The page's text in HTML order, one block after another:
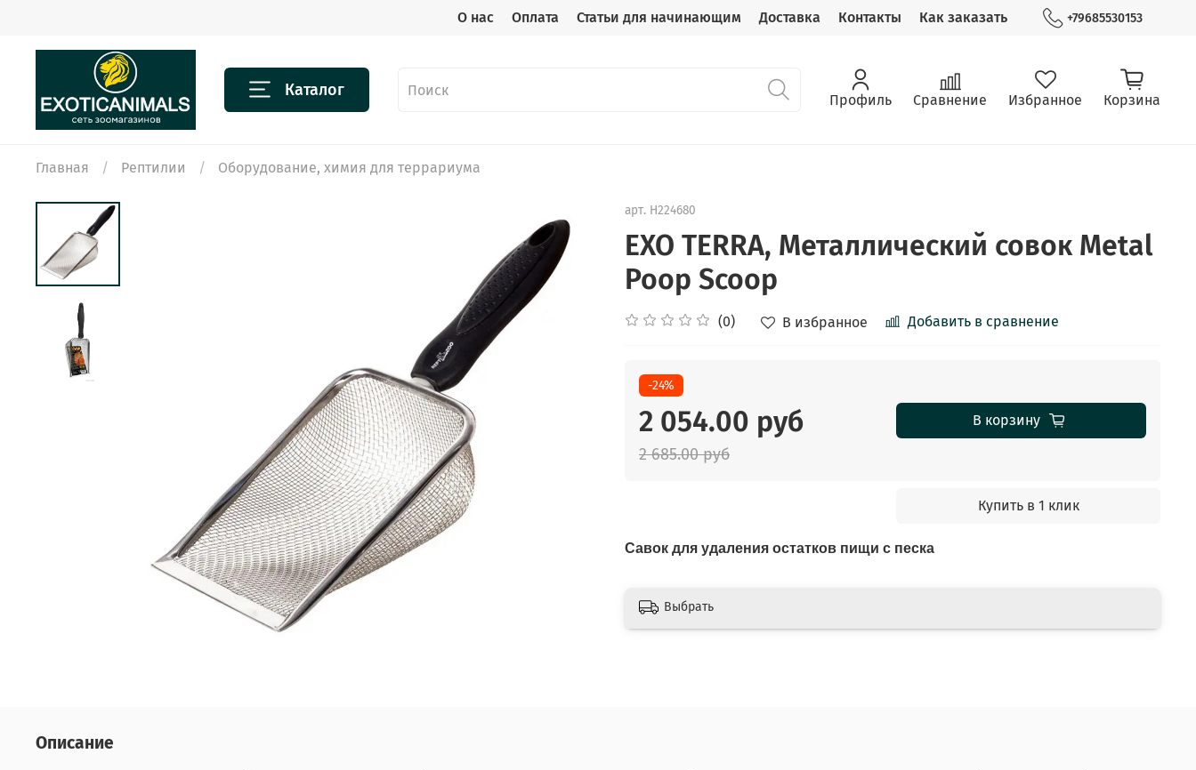
О нас Оплата Статьи для начинающим Доставка Контакты Как заказать +79685530153
Каталог Профиль Сравнение Избранное Корзина
Главная Рептилии Оборудование, химия для террариума
арт. H224680
EXO TERRA, Металлический совок Metal
Poop Scoop
(0) В избранное Добавить в сравнение
-24%
2 054.00 руб
2 685.00 руб
В корзину
Купить в 1 клик
Савок для удаления остатков пищи с песка
Выбрать
Описание